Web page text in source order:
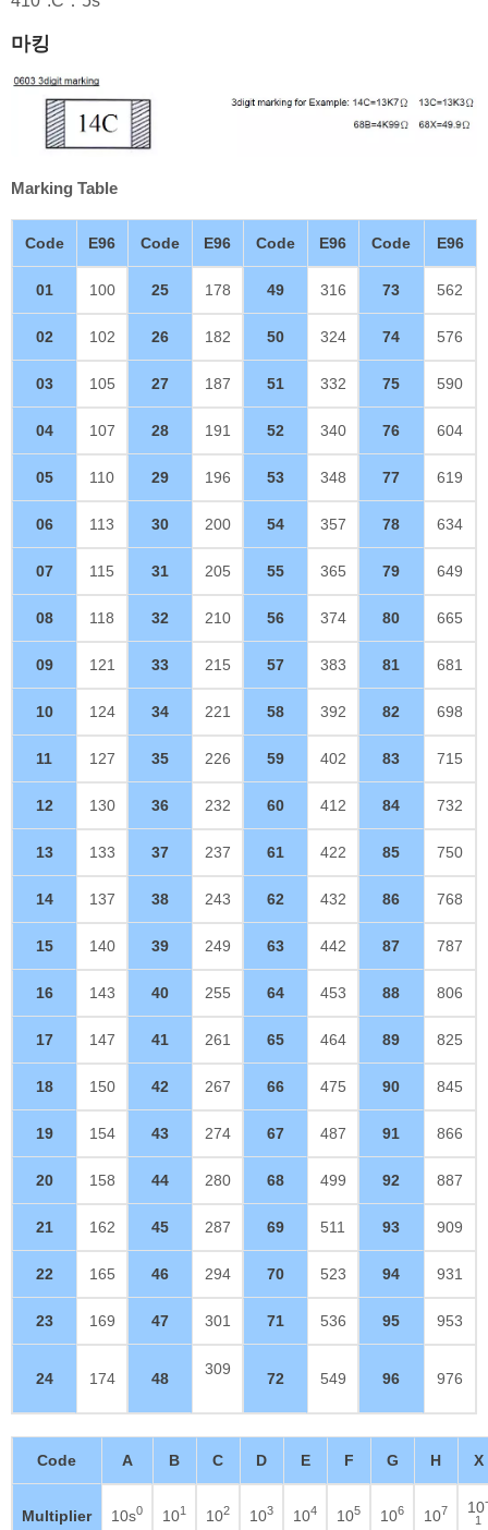
마킹
Marking Table
Code E96 Code E96 Code E96 Code E96
01 100 25 178 49 316 73 562
02 102 26 182 50 324 74 576
03 105 27 187 51 332 75 590
04 107 28 191 52 340 76 604
05 110 29 196 53 348 77 619
06 113 30 200 54 357 78 634
07 115 31 205 55 365 79 649
08 118 32 210 56 374 80 665
09 121 33 215 57 383 81 681
10 124 34 221 58 392 82 698
11 127 35 226 59 402 83 715
12 130 36 232 60 412 84 732
13 133 37 237 61 422 85 750
14 137 38 243 62 432 86 768
15 140 39 249 63 442 87 787
16 143 40 255 64 453 88 806
17 147 41 261 65 464 89 825
18 150 42 267 66 475 90 845
19 154 43 274 67 487 91 866
20 158 44 280 68 499 92 887
21 162 45 287 69 511 93 909
22 165 46 294 70 523 94 931
23 169 47 301 71 536 95 953
24 174 48
309
72 549 96 976
Code A B C D E F G H X
Multiplier 10s0 101 102 103 104 105 106 107 10-
1